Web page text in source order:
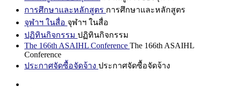
การศึกษาและหลักสูตร การศึกษาและหลักสูตร
จุฬาฯ ในสื่อ จุฬาฯ ในสื่อ
ปฏิทินกิจกรรม ปฏิทินกิจกรรม
The 166th ASAIHL Conference The 166th ASAIHL
Conference
ประกาศจัดซื้อจัดจ้าง ประกาศจัดซื้อจัดจ้าง